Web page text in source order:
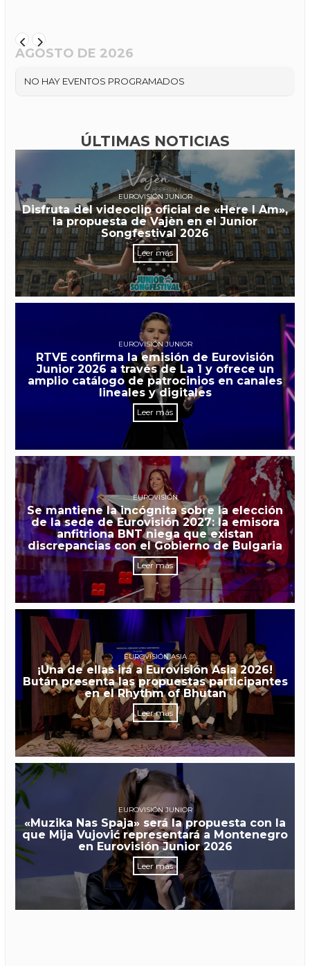
AGOSTO DE 2026
NO HAY EVENTOS PROGRAMADOS
ÚLTIMAS NOTICIAS
EUROVISIÓN JUNIOR
Disfruta del videoclip oficial de «Here I Am»,
la propuesta de Vajèn en el Junior
Songfestival 2026
Leer más
EUROVISIÓN JUNIOR
RTVE confirma la emisión de Eurovisión
Junior 2026 a través de La 1 y ofrece un
amplio catálogo de patrocinios en canales
lineales y digitales
Leer más
EUROVISIÓN
Se mantiene la incógnita sobre la elección
de la sede de Eurovisión 2027: la emisora
anfitriona BNT niega que existan
discrepancias con el Gobierno de Bulgaria
Leer más
EUROVISIÓN ASIA
¡Una de ellas irá a Eurovisión Asia 2026!
Bután presenta las propuestas participantes
en el Rhythm of Bhutan
Leer más
EUROVISIÓN JUNIOR
«Muzika Nas Spaja» será la propuesta con la
que Mija Vujović representará a Montenegro
en Eurovisión Junior 2026
Leer más